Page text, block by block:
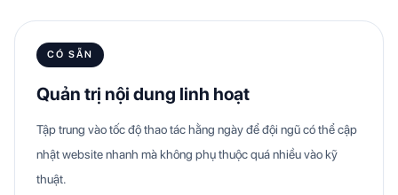
CÓ SẴN
Quản trị nội dung linh hoạt
Tập trung vào tốc độ thao tác hằng ngày để đội ngũ có thể cập
nhật website nhanh mà không phụ thuộc quá nhiều vào kỹ
thuật.